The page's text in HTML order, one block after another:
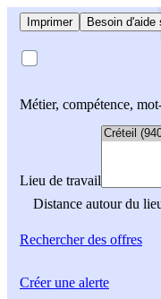
Imprimer Besoin d'aide
Métier, compétence,
Lieu de travail
Distance autour du
Rechercherdes offres
Créer une alerte